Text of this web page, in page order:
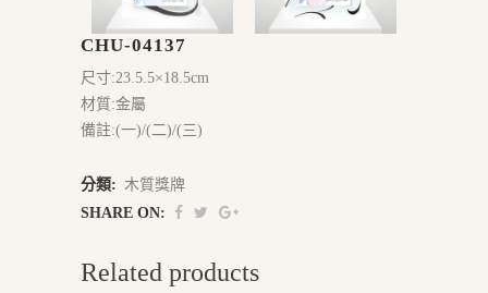
CHU-04137
尺寸:23.5.5×18.5cm
材質:金屬
備註:(一)/(二)/(三)
分類: 木質獎牌
SHARE ON:
Related products